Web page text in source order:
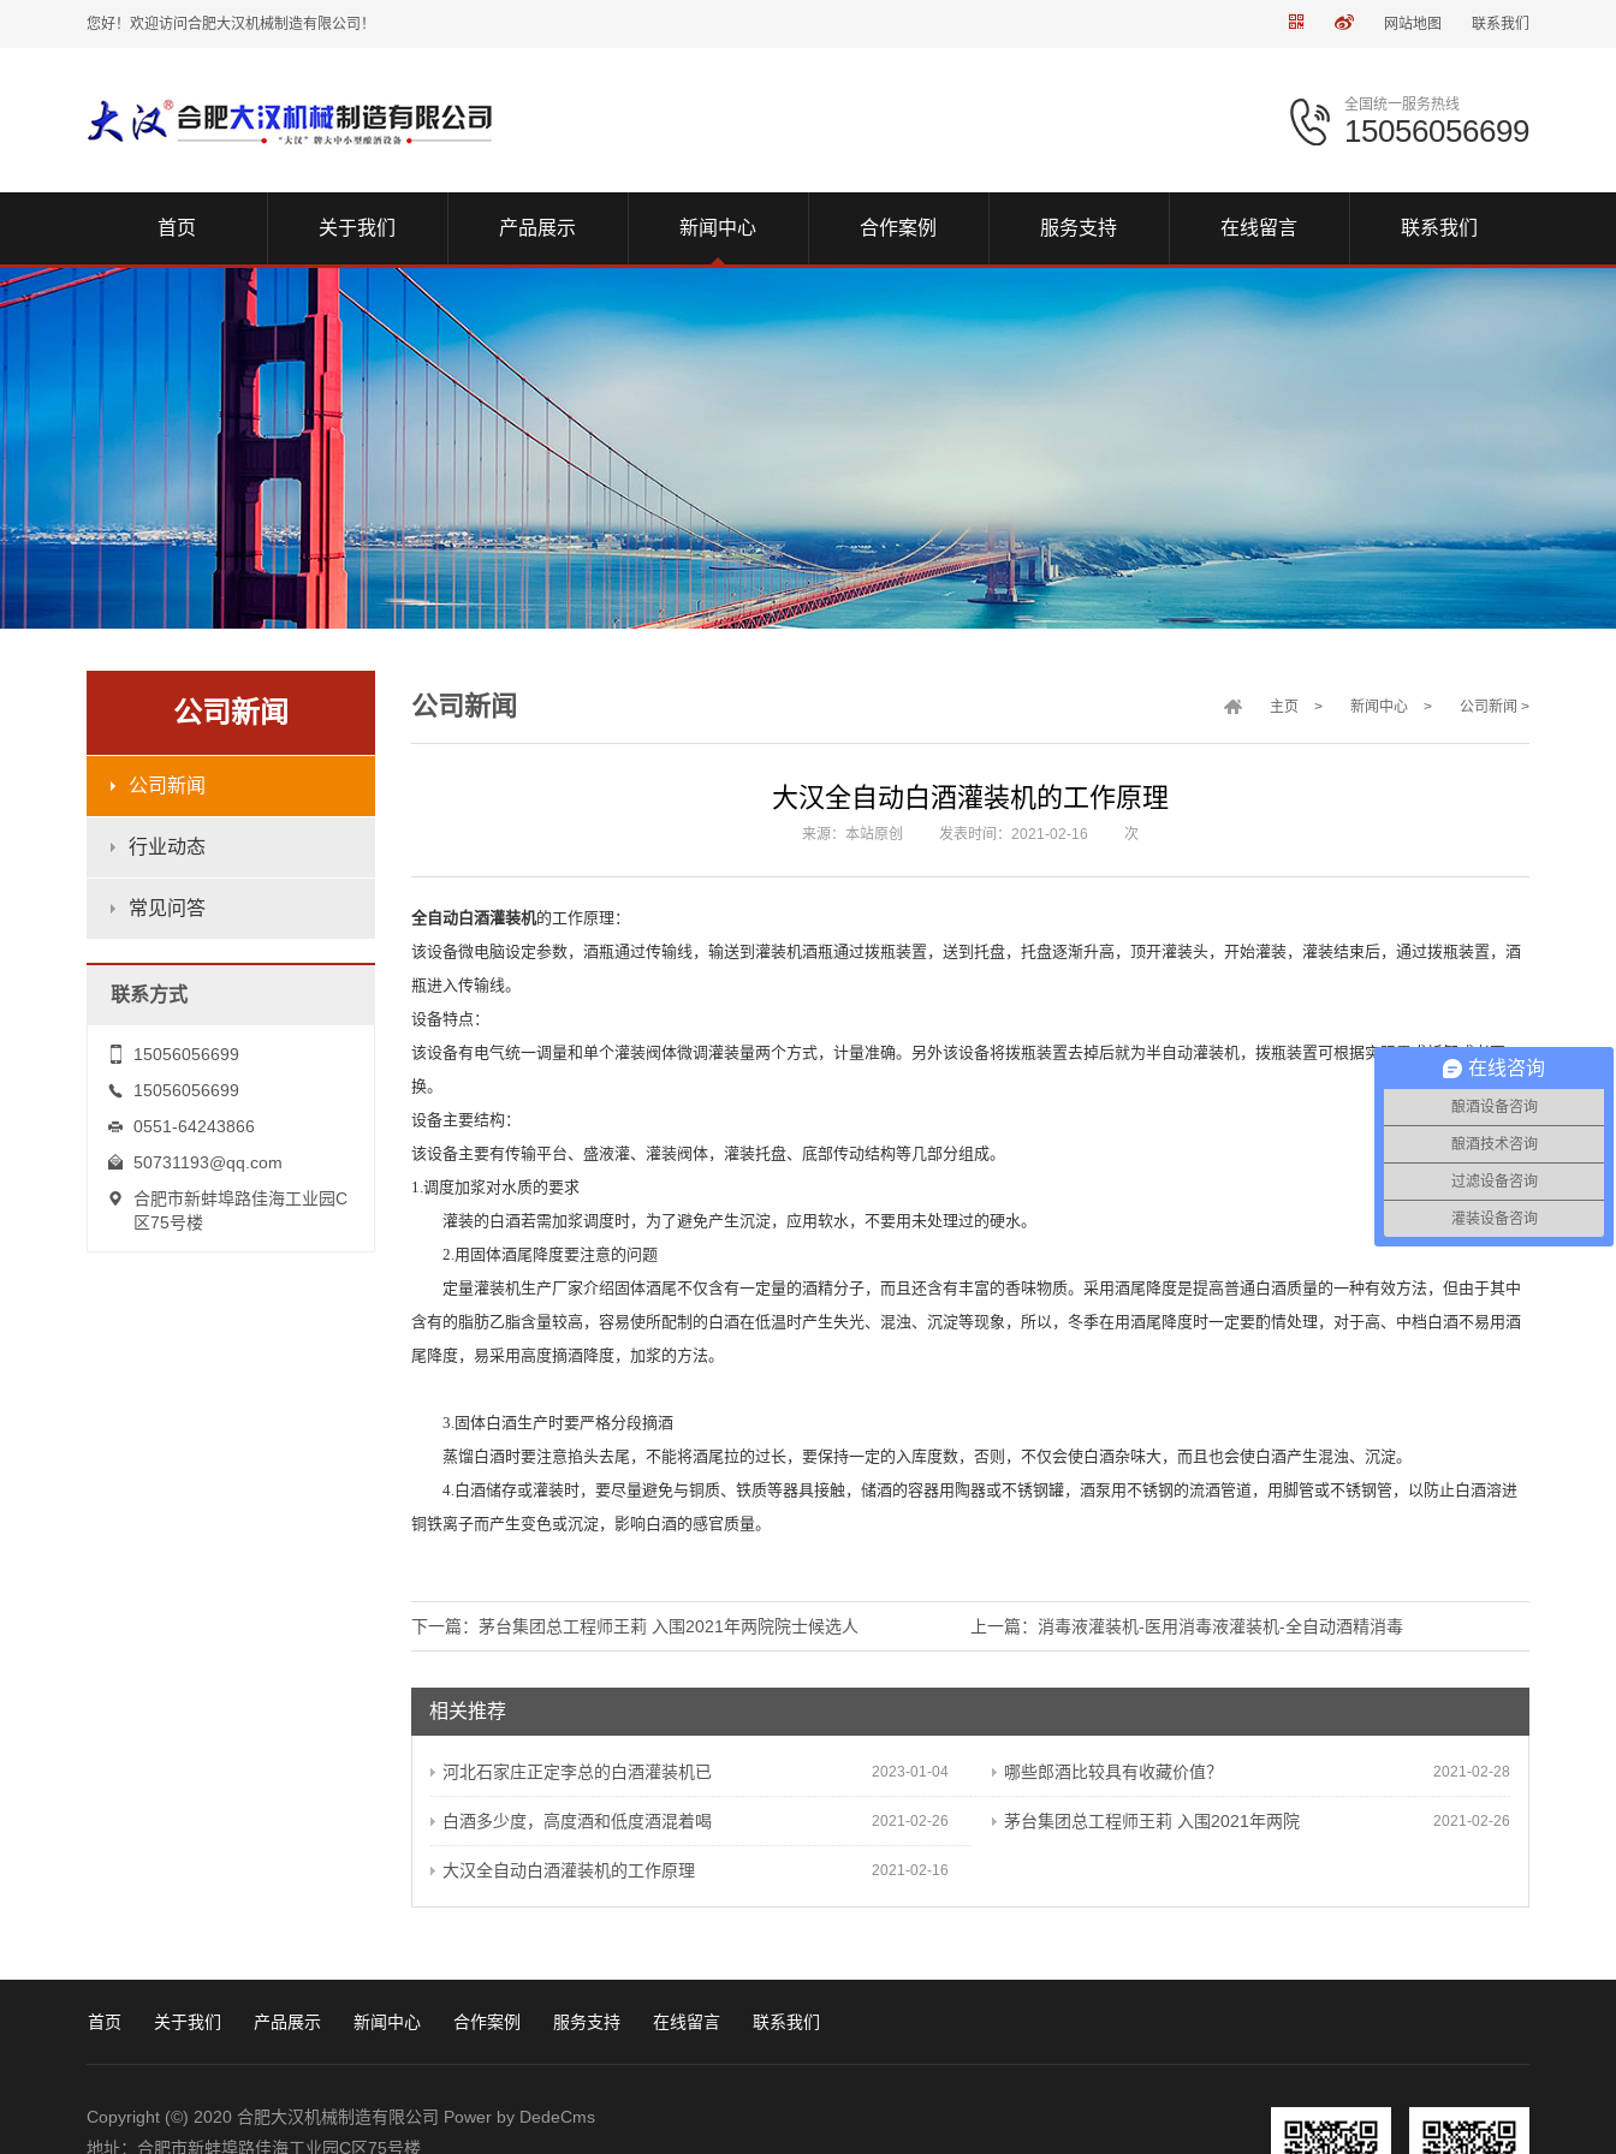
您好！欢迎访问合肥大汉机械制造有限公司！ 网站地图 联系我们
全国统一服务热线
15056056699
首页 关于我们 产品展示 新闻中心 合作案例 服务支持 在线留言 联系我们
公司新闻
公司新闻
行业动态
常见问答
联系方式
15056056699
15056056699
0551-64243866
50731193@qq.com
合肥市新蚌埠路佳海工业园C
区75号楼
公司新闻 主页 > 新闻中心 > 公司新闻 >
大汉全自动白酒灌装机的工作原理
来源：本站原创 发表时间：2021-02-16 次
全自动白酒灌装机的工作原理：
该设备微电脑设定参数，酒瓶通过传输线，输送到灌装机酒瓶通过拨瓶装置，送到托盘，托盘逐渐升高，顶开灌装头，开始灌装，灌装结束后，通过拨瓶装置，酒
瓶进入传输线。
设备特点：
该设备有电气统一调量和单个灌装阀体微调灌装量两个方式，计量准确。另外该设备将拨瓶装置去掉后就为半自动灌装机，拨瓶装置可根据实际需求拆卸或者更
换。
设备主要结构：
该设备主要有传输平台、盛液灌、灌装阀体，灌装托盘、底部传动结构等几部分组成。
1.调度加浆对水质的要求
灌装的白酒若需加浆调度时，为了避免产生沉淀，应用软水，不要用未处理过的硬水。
2.用固体酒尾降度要注意的问题
定量灌装机生产厂家介绍固体酒尾不仅含有一定量的酒精分子，而且还含有丰富的香味物质。采用酒尾降度是提高普通白酒质量的一种有效方法，但由于其中
含有的脂肪乙脂含量较高，容易使所配制的白酒在低温时产生失光、混浊、沉淀等现象，所以，冬季在用酒尾降度时一定要酌情处理，对于高、中档白酒不易用酒
尾降度，易采用高度摘酒降度，加浆的方法。
3.固体白酒生产时要严格分段摘酒
蒸馏白酒时要注意掐头去尾，不能将酒尾拉的过长，要保持一定的入库度数，否则，不仅会使白酒杂味大，而且也会使白酒产生混浊、沉淀。
4.白酒储存或灌装时，要尽量避免与铜质、铁质等器具接触，储酒的容器用陶器或不锈钢罐，酒泵用不锈钢的流酒管道，用脚管或不锈钢管，以防止白酒溶进
铜铁离子而产生变色或沉淀，影响白酒的感官质量。
上一篇： 消毒液灌装机-医用消毒液灌装机-全自动酒精消毒
下一篇： 茅台集团总工程师王莉 入围2021年两院院士候选人
相关推荐
2023-01-04
河北石家庄正定李总的白酒灌装机已 2021-02-28
哪些郎酒比较具有收藏价值？
2021-02-26
白酒多少度，高度酒和低度酒混着喝 2021-02-26
茅台集团总工程师王莉 入围2021年两院
2021-02-16
大汉全自动白酒灌装机的工作原理
首页 关于我们 产品展示 新闻中心 合作案例 服务支持 在线留言 联系我们
Copyright (©) 2020 合肥大汉机械制造有限公司 Power by DedeCms
地址：合肥市新蚌埠路佳海工业园C区75号楼
在线咨询
酿酒设备咨询
酿酒技术咨询
过滤设备咨询
灌装设备咨询